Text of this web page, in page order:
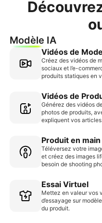
Modèle IA
Vidéos de Mode
Créez des vidéos de
sociaux et l’e-
produits statiques en
Vidéos de
Générez des vidéos
photos de produits,
expliquent vos
Produit en main
Téléversez votre
et créez des images
besoin de shooting
Essai Virtuel
Mettez en valeur vos
d’essayage sur
du produit.